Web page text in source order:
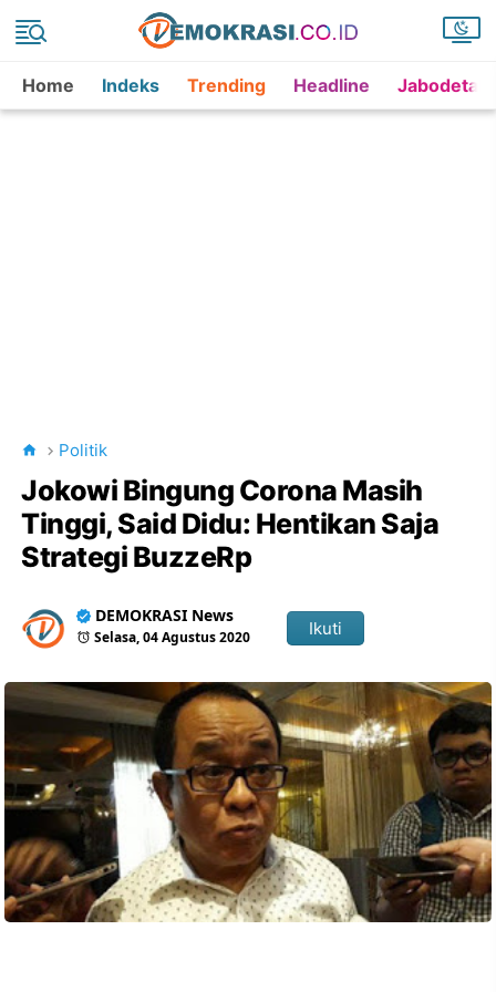
Home Indeks Trending Headline
Politik
Jokowi Bingung Corona Masih
Tinggi, Said Didu: Hentikan Saja
Strategi BuzzeRp
DEMOKRASI News
Selasa, 04 Agustus 2020 Ikuti